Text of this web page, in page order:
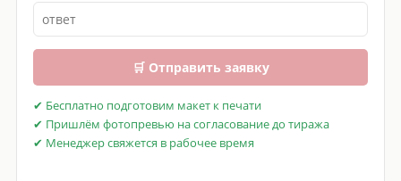
🛒 Отправить заявку
✔ Бесплатно подготовим макет к печати
✔ Пришлём фотопревью на согласование до тиража
✔ Менеджер свяжется в рабочее время